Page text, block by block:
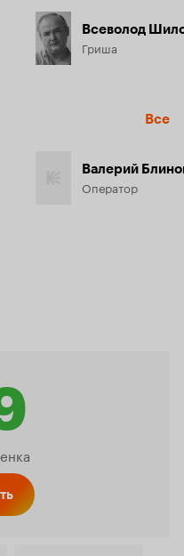
Всеволод
Гриша
Все
Валерий
Оператор